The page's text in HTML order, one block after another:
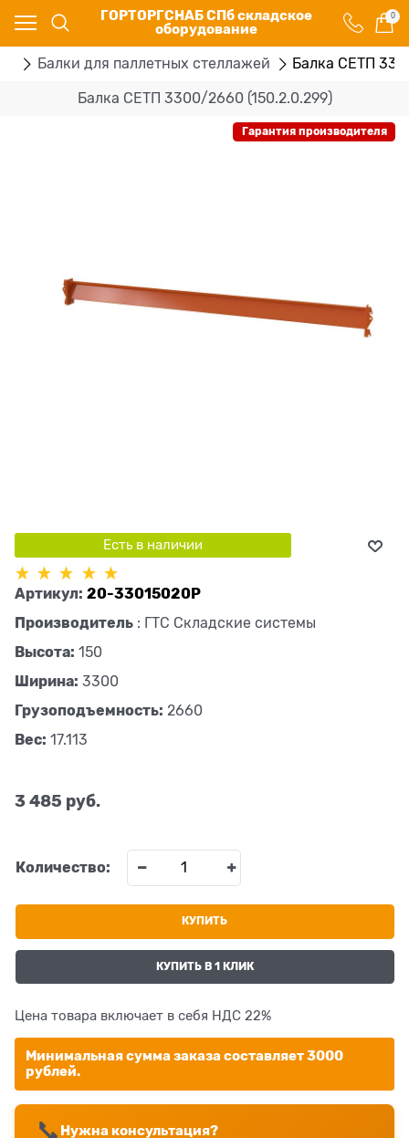
ГОРТОРГСНАБ СПб складское
оборудование
0
Балки для паллетных стеллажей Балка СЕТП
Балка СЕТП 3300/2660 (150.2.0.299)
Гарантия производителя
Есть в наличии
Артикул: 20-33015020P
Производитель : ГТС Складские системы
Высота: 150
Ширина: 3300
Грузоподъемность: 2660
Вес: 17.113
3 485 руб.
Количество:
КУПИТЬ
КУПИТЬ В 1 КЛИК
Цена товара включает в себя НДС 22%
Минимальная сумма заказа составляет 3000
рублей.
📞 Нужна консультация?